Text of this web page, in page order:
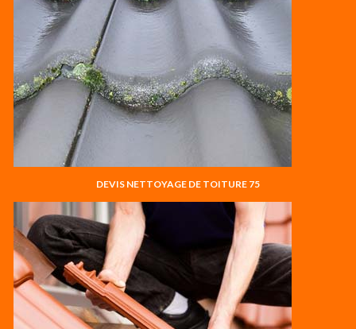
DEVIS NETTOYAGE DE TOITURE 75